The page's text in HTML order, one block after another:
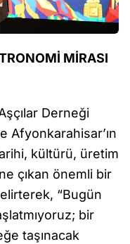
MİRASI
Derneği
Afyonkarahisar’ın
kültürü, üretim
çıkan önemli bir
“Bugün
bir
taşınacak